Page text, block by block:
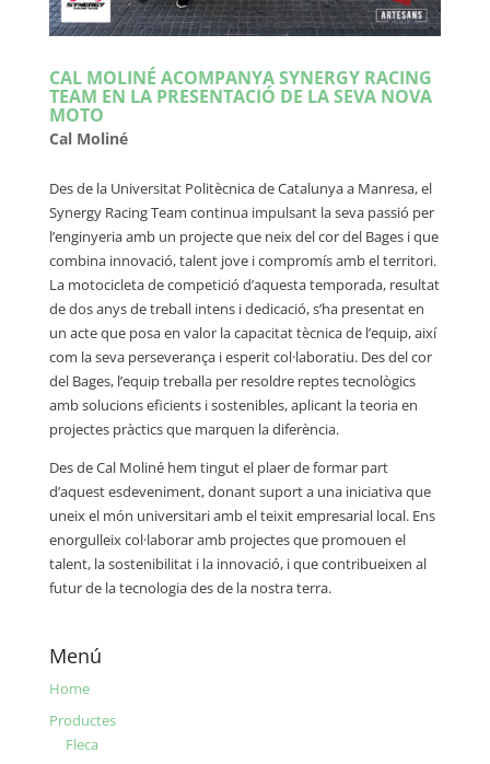
CAL MOLINÉ ACOMPANYA SYNERGY RACING
TEAM EN LA PRESENTACIÓ DE LA SEVA NOVA
MOTO
Cal Moliné
Des de la Universitat Politècnica de Catalunya a Manresa, el
Synergy Racing Team continua impulsant la seva passió per
l’enginyeria amb un projecte que neix del cor del Bages i que
combina innovació, talent jove i compromís amb el territori.
La motocicleta de competició d’aquesta temporada, resultat
de dos anys de treball intens i dedicació, s’ha presentat en
un acte que posa en valor la capacitat tècnica de l’equip, així
com la seva perseverança i esperit col·laboratiu. Des del cor
del Bages, l’equip treballa per resoldre reptes tecnològics
amb solucions eficients i sostenibles, aplicant la teoria en
projectes pràctics que marquen la diferència.
Des de Cal Moliné hem tingut el plaer de formar part
d’aquest esdeveniment, donant suport a una iniciativa que
uneix el món universitari amb el teixit empresarial local. Ens
enorgulleix col·laborar amb projectes que promouen el
talent, la sostenibilitat i la innovació, i que contribueixen al
futur de la tecnologia des de la nostra terra.
Menú
Home
Productes
Fleca